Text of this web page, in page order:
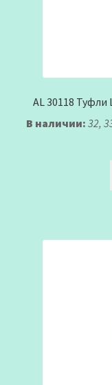
AL 30118
В наличии: 32,